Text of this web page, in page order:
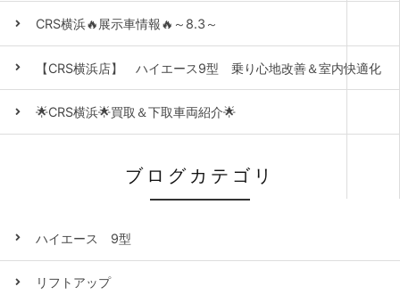
CRS横浜🔥展示車情報🔥～8.3～
【CRS横浜店】 ハイエース9型 乗り心地改善＆室内快適化
🌟CRS横浜🌟買取＆下取車両紹介🌟
ブログカテゴリ
ハイエース 9型
リフトアップ